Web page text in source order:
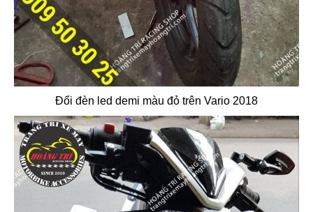
Đổi đèn led demi màu đỏ trên Vario 2018